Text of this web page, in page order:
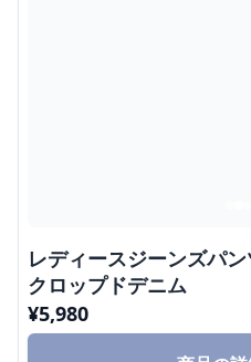
レディースジーンズパ
クロップドデニム
¥5,980